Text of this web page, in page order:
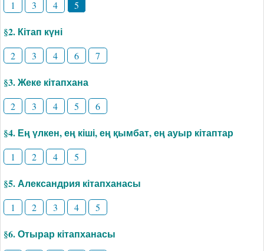
1 3 4 5
§2. Кітап күні
2 3 4 6 7
§3. Жеке кітапхана
2 3 4 5 6
§4. Ең үлкен, ең кіші, ең қымбат, ең ауыр кітаптар
1 2 4 5
§5. Александрия кітапханасы
1 2 3 4 5
§6. Отырар кітапханасы